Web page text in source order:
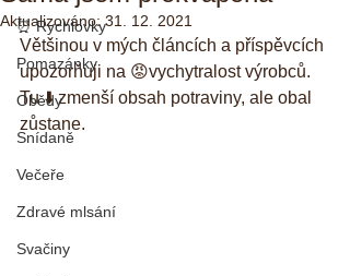
⏰ Rychlovky
Pomazánky
Obědy
Snídaně
Večeře
Zdravé mlsání
Svačiny
Aktualizováno:31. 12. 2021
Většinou v mých článcích a příspěvcích
upozorňuji na 😡vychytralost výrobců.
Tu ⬇️ zmenší obsah potraviny, ale obal
zůstane.